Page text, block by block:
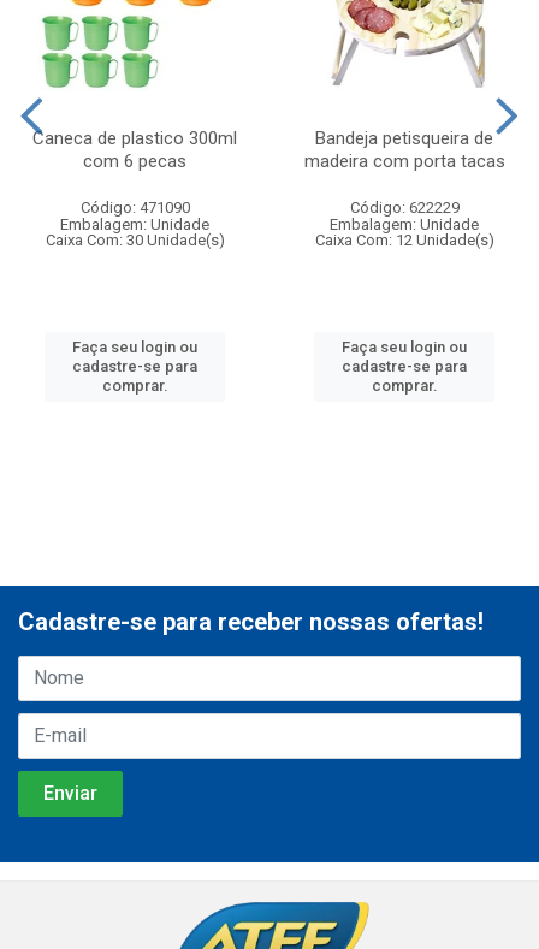
Caneca de plastico 300ml
com 6 pecas
Código: 471090
Embalagem: Unidade
Caixa Com: 30 Unidade(s)
Faça seu login ou
cadastre-se para
comprar.
Bandeja petisqueira de
madeira com porta tacas
Código: 622229
Embalagem: Unidade
Caixa Com: 12 Unidade(s)
Faça seu login ou
cadastre-se para
comprar.
Cadastre-se para receber nossas ofertas!